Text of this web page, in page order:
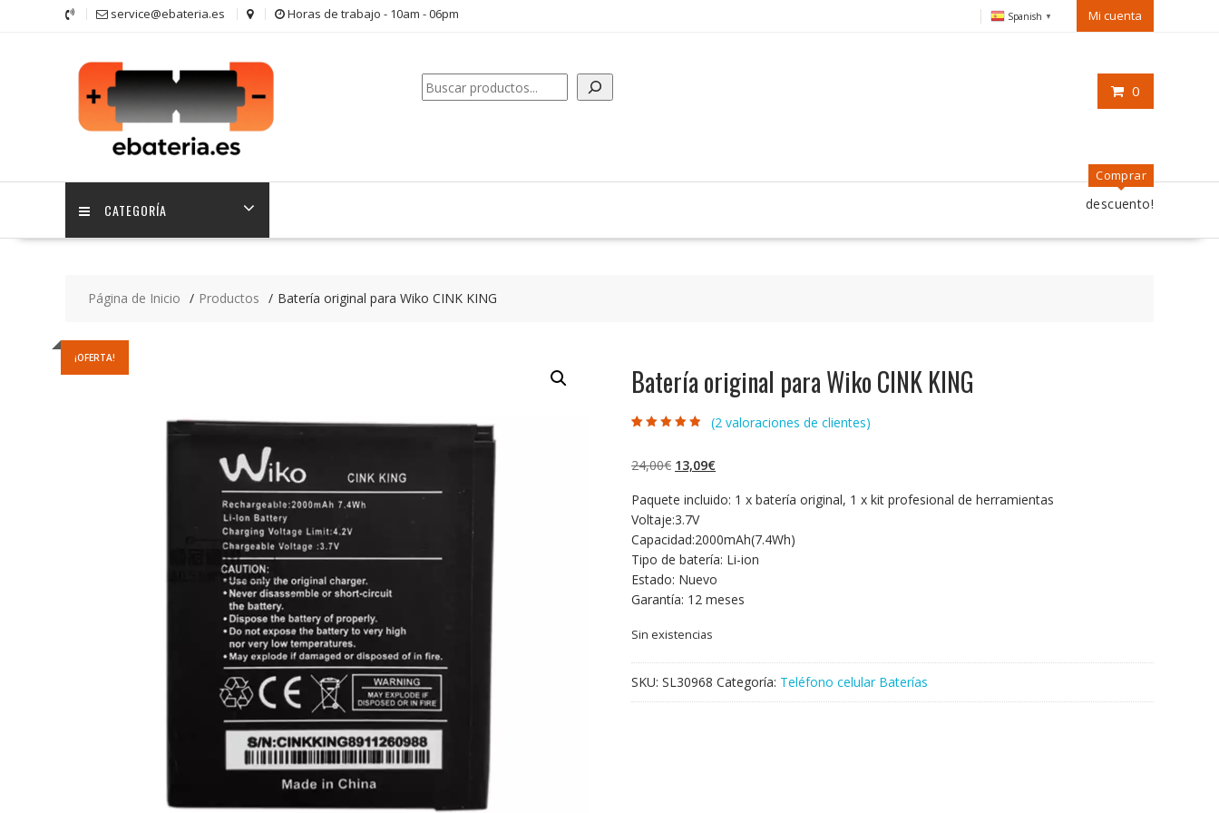
service@ebateria.es Horas de trabajo - 10am - 06pm Spanish ▼ Mi cuenta
0
Buscar
CATEGORÍA
Comprar
descuento!
Página de Inicio Productos Batería original para Wiko CINK KING
¡OFERTA!
Batería original para Wiko CINK KING
base a
valoraciones
(2 valoraciones de clientes)
24,00€ El
original
era:
24,00€.
13,09€El
actual
13,09€.
Paquete incluido: 1 x batería original, 1 x kit profesional de herramientas
Voltaje:3.7V
Capacidad:2000mAh(7.4Wh)
Tipo de batería: Li-ion
Estado: Nuevo
Garantía: 12 meses
Sin existencias
SKU: SL30968 Categoría: Teléfono celular Baterías